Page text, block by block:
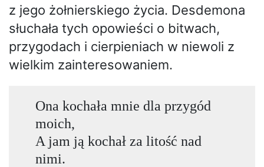
z jego żołnierskiego życia. Desdemona
słuchała tych opowieści o bitwach,
przygodach i cierpieniach w niewoli z
wielkim zainteresowaniem.
Ona kochała mnie dla przygód
moich,
A jam ją kochał za litość nad
nimi.